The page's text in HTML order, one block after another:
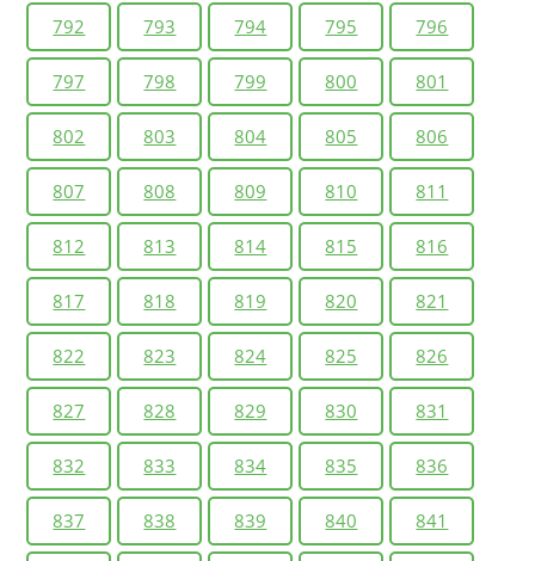
792 793 794 795 796
797 798 799 800 801
802 803 804 805 806
807 808 809 810 811
812 813 814 815 816
817 818 819 820 821
822 823 824 825 826
827 828 829 830 831
832 833 834 835 836
837 838 839 840 841